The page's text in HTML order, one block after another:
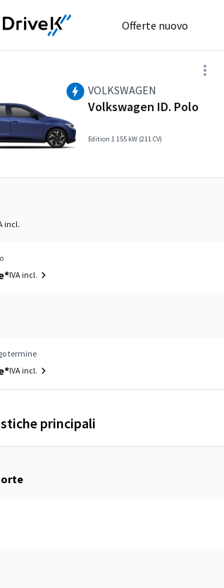
Offerte nuovo
VOLKSWAGEN
Volkswagen ID. Polo
Edition 1 155 kW (211 CV)
incl.
IVA incl.
termine
IVA incl.
principali